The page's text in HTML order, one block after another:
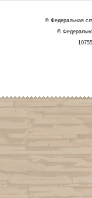
© Федеральная
©